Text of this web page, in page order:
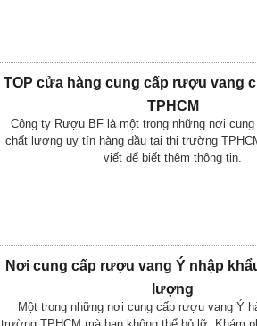
TOP cửa hàng cung cấp rượu vang
TPHCM
Công ty Rượu BF là một trong những nơi
chất lượng uy tín hàng đầu tại thị trường
viết để biết thêm thông tin.
Nơi cung cấp rượu vang Ý nhập
lượng
Một trong những nơi cung cấp rượu vang Ý